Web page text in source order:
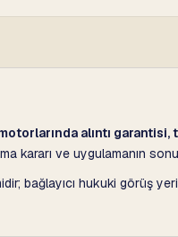
alıntı
kararı ve uygulamanın
bağlayıcı hukuki görüş